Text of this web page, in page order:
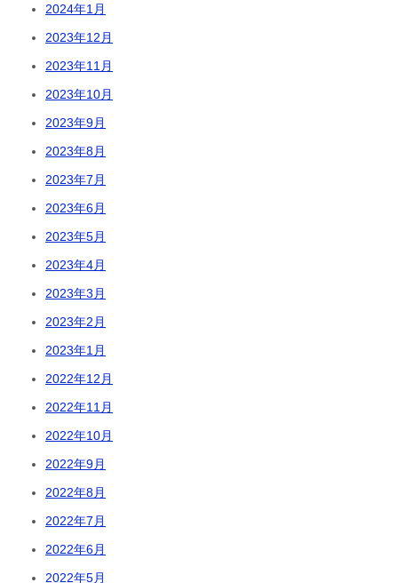
2024年1月
2023年12月
2023年11月
2023年10月
2023年9月
2023年8月
2023年7月
2023年6月
2023年5月
2023年4月
2023年3月
2023年2月
2023年1月
2022年12月
2022年11月
2022年10月
2022年9月
2022年8月
2022年7月
2022年6月
2022年5月